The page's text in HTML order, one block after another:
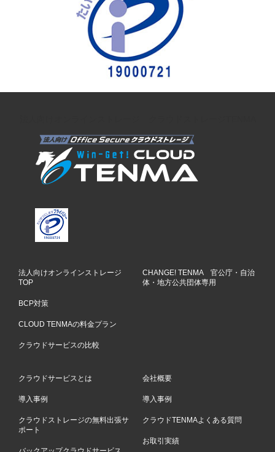
法人向けオンラインストレージ
TOP
BCP対策
CLOUD TENMAの料金プラン
クラウドサービスの比較
CHANGE! TENMA 官公庁・自治
体・地方公共団体専用
クラウドサービスとは
導入事例
クラウドストレージの無料出張サ
ポート
会社概要
導入事例
クラウドTENMAよくある質問
お取引実績